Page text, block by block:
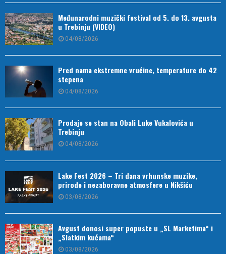
Međunarodni muzički festival od 5. do 13. avgusta
u Trebinju (VIDEO)
04/08/2026
Pred nama ekstremne vrućine, temperature do 42
stepena
04/08/2026
Prodaje se stan na Obali Luke Vukalovića u
Trebinju
04/08/2026
Lake Fest 2026 – Tri dana vrhunske muzike,
prirode i nezaboravne atmosfere u Nikšiću
03/08/2026
Avgust donosi super popuste u „SL Marketima“ i
„Slatkim kućama“
03/08/2026